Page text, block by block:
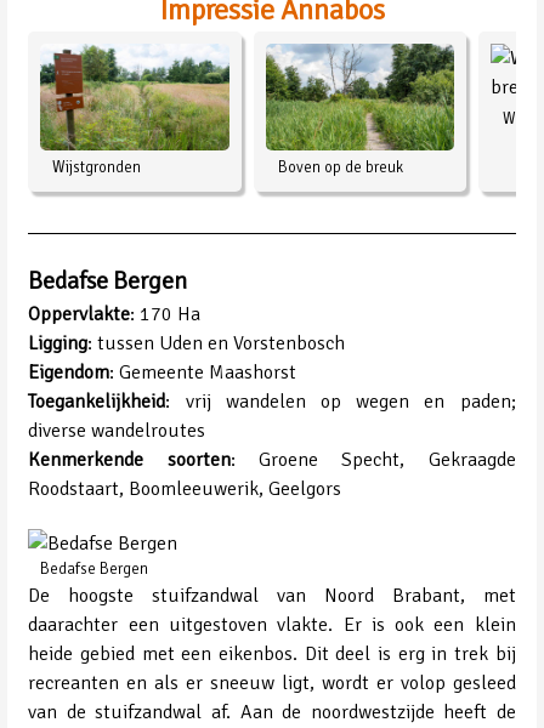
Impressie Annabos
Wijstgronden Boven op de breuk
Bedafse Bergen
Oppervlakte: 170 Ha
Ligging: tussen Uden en Vorstenbosch
Eigendom: Gemeente Maashorst
Toegankelijkheid: vrij wandelen op wegen en paden;
diverse wandelroutes
Kenmerkende soorten: Groene Specht, Gekraagde
Roodstaart, Boomleeuwerik, Geelgors
Bedafse Bergen
De hoogste stuifzandwal van Noord Brabant, met
daarachter een uitgestoven vlakte. Er is ook een klein
heide gebied met een eikenbos. Dit deel is erg in trek bij
recreanten en als er sneeuw ligt, wordt er volop gesleed
van de stuifzandwal af. Aan de noordwestzijde heeft de